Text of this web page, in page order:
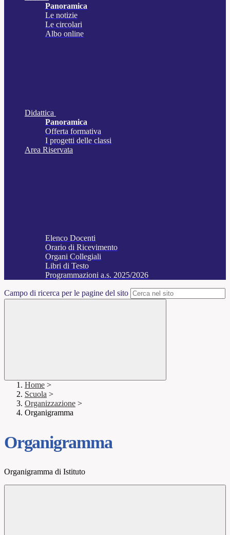
Panoramica
Le notizie
Le circolari
Albo online
Didattica
Panoramica
Offerta formativa
I progetti delle classi
Area Riservata
Elenco Docenti
Orario di Ricevimento
Organi Collegiali
Libri di Testo
Programmazioni a.s. 2025/2026
Campo di ricerca per le pagine del sito
Home >
Scuola >
Organizzazione >
Organigramma
Organigramma
Organigramma di Istituto